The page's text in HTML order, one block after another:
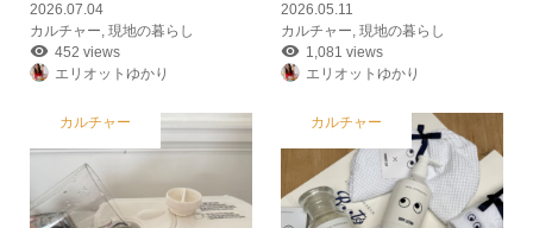
2026.07.04
カルチャー, 現地の暮らし
452 views
エリオットゆかり
2026.05.11
カルチャー,現地の暮らし
1,081 views
エリオットゆかり
カルチャー カルチャー